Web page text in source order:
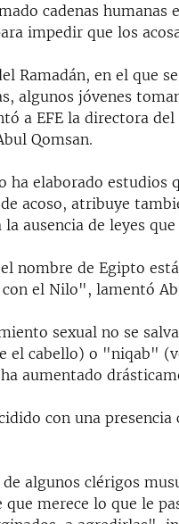
cadenas humanas
impedir que los
Ramadán, en el que
algunos jóvenes
a EFE la directora
Qomsan.
ha elaborado estudios
acoso, atribuye
ausencia de leyes
nombre de Egipto
el Nilo", lamentó
sexual no se
el cabello) o "niqab"
aumentado
con una
algunos clérigos
merece lo que le